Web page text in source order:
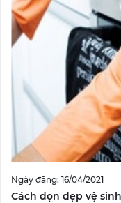
Ngày đăng: 16/04/2021
Cách dọn dẹp vệ